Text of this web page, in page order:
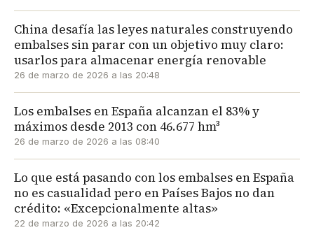
China desafía las leyes naturales construyendo
embalses sin parar con un objetivo muy claro:
usarlos para almacenar energía renovable
26 de marzo de 2026 a las 20:48
Los embalses en España alcanzan el 83% y
máximos desde 2013 con 46.677 hm³
26 de marzo de 2026 a las 08:40
Lo que está pasando con los embalses en España
no es casualidad pero en Países Bajos no dan
crédito: «Excepcionalmente altas»
22 de marzo de 2026 a las 20:42